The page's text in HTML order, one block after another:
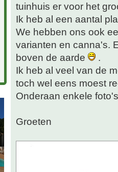
tuinhuis er voor het
Ik heb al een aantal
We hebben ons ook
varianten en canna's.
boven de aarde
.
Ik heb al veel van de
toch wel eens moest
Onderaan enkele
Groeten